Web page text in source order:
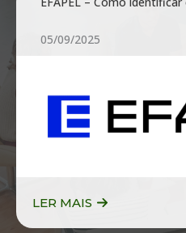
05/09/2025
LER MAIS